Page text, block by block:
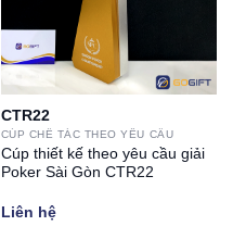
CTR22
CÚP CHẾ TÁC THEO YÊU CẦU
Cúp thiết kế theo yêu cầu giải
Poker Sài Gòn CTR22
Liên hệ